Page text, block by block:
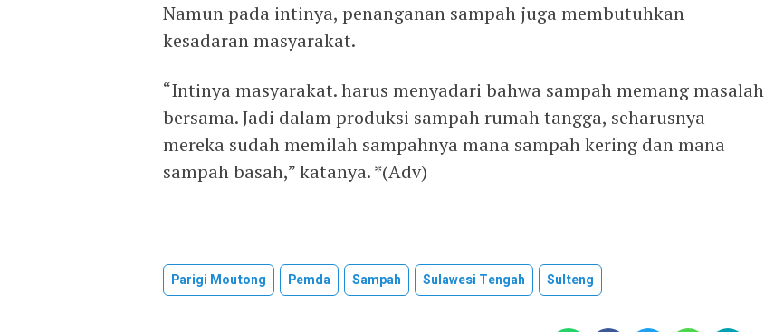
Namun pada intinya, penanganan sampah juga membutuhkan
kesadaran masyarakat.
“Intinya masyarakat. harus menyadari bahwa sampah memang masalah
bersama. Jadi dalam produksi sampah rumah tangga, seharusnya
mereka sudah memilah sampahnya mana sampah kering dan mana
sampah basah,” katanya. *(Adv)
Parigi Moutong Pemda Sampah Sulawesi Tengah Sulteng